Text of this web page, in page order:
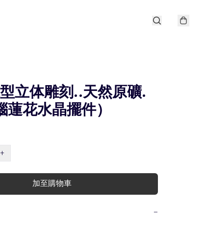
立体雕刻..天然原礦.
蓮花水晶擺件）
+
加至購物車
−